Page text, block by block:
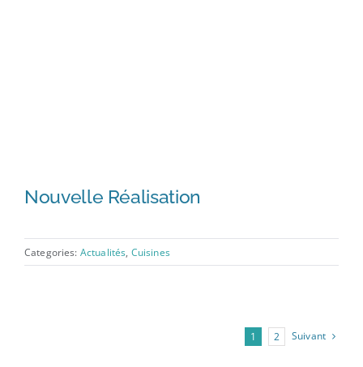
Nouvelle Réalisation
Categories: Actualités, Cuisines
1 2 Suivant